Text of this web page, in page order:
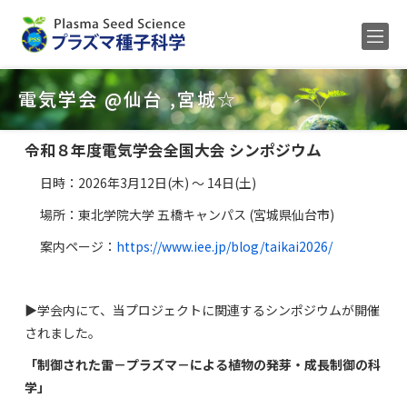
Home
メンバー
研究内容
電気学会 @仙台 ,宮城☆
令和８年度電気学会全国大会 シンポジウム
日時：2026年3月12日(木) ～ 14日(土)
場所：東北学院大学 五橋キャンパス (宮城県仙台市)
案内ページ： https://www.iee.jp/blog/taikai2026/
▶学会内にて、当プロジェクトに関連するシンポジウムが開催
されました。
「制御された雷－プラズマ－による植物の発芽・成長制御の科
学」